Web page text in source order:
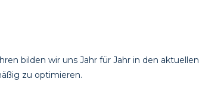
bilden wir uns Jahr für Jahr in den aktuellen
zu optimieren.